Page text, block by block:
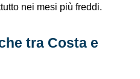
nei mesi più freddi.
tra Costa e